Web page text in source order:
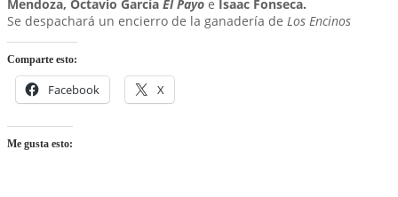
Mendoza, Octavio García El Payo e Isaac Fonseca.
Se despachará un encierro de la ganadería de Los Encinos
Comparte esto:
Facebook X
Me gusta esto: